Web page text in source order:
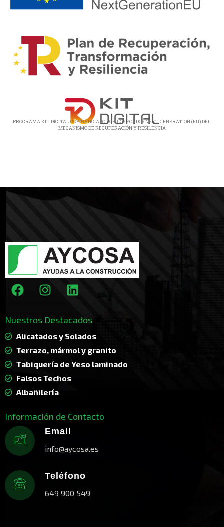
PROGRAMA KIT DIGITAL COFINANCIADO POR LOS FONDOS NEXT GENERATION (EU) DEL
MECANISMO DE RECUPERACIÓN Y RESILENCIA
Nuestros Destacados
Alicatados y Solados
Terrazo, mármol y granito
Tabiquería de Yeso laminado
Falsos Techos
Albañilería
Información de Contacto
Email
info@aycosa.es
Teléfono
649 900 549